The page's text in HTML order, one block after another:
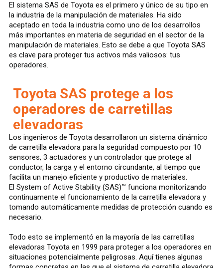
El sistema SAS de Toyota es el primero y único de su tipo en
la industria de la manipulación de materiales. Ha sido
aceptado en toda la industria como uno de los desarrollos
más importantes en materia de seguridad en el sector de la
manipulación de materiales. Esto se debe a que Toyota SAS
es clave para proteger tus activos más valiosos: tus
operadores.
Toyota SAS protege a los
operadores de carretillas
elevadoras
Los ingenieros de Toyota desarrollaron un sistema dinámico
de carretilla elevadora para la seguridad compuesto por 10
sensores, 3 actuadores y un controlador que protege al
conductor, la carga y el entorno circundante, al tiempo que
facilita un manejo eficiente y productivo de materiales.
El System of Active Stability (SAS)™ funciona monitorizando
continuamente el funcionamiento de la carretilla elevadora y
tomando automáticamente medidas de protección cuando es
necesario.
Todo esto se implementó en la mayoría de las carretillas
elevadoras Toyota en 1999 para proteger a los operadores en
situaciones potencialmente peligrosas. Aquí tienes algunas